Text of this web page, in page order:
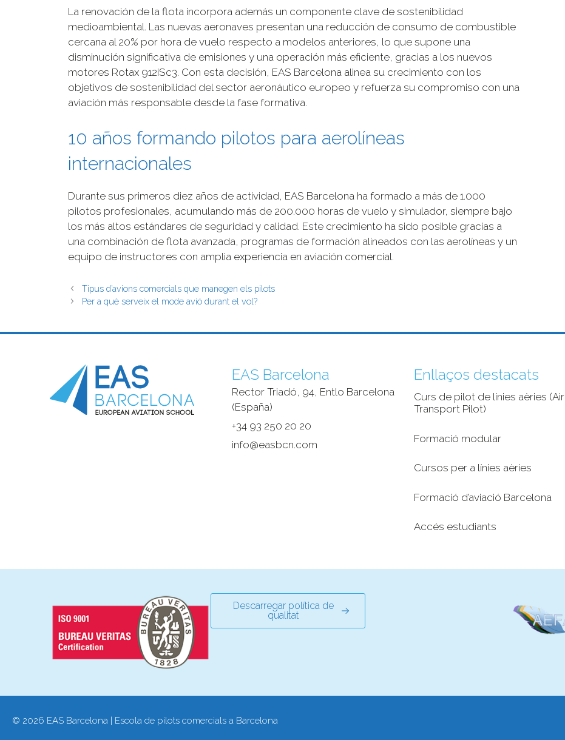
La renovación de la flota incorpora además un componente clave de sostenibilidad
medioambiental. Las nuevas aeronaves presentan una reducción de consumo de combustible
cercana al 20% por hora de vuelo respecto a modelos anteriores, lo que supone una
disminución significativa de emisiones y una operación más eficiente, gracias a los nuevos
motores Rotax 912iSc3. Con esta decisión, EAS Barcelona alinea su crecimiento con los
objetivos de sostenibilidad del sector aeronáutico europeo y refuerza su compromiso con una
aviación más responsable desde la fase formativa.
10 años formando pilotos para aerolíneas
internacionales
Durante sus primeros diez años de actividad, EAS Barcelona ha formado a más de 1.000
pilotos profesionales, acumulando más de 200.000 horas de vuelo y simulador, siempre bajo
los más altos estándares de seguridad y calidad. Este crecimiento ha sido posible gracias a
una combinación de flota avanzada, programas de formación alineados con las aerolíneas y un
equipo de instructores con amplia experiencia en aviación comercial.
Tipus d’avions comercials que manegen els pilots
Per a què serveix el mode avió durant el vol?
EAS Barcelona
Rector Triadó, 94, Entlo Barcelona
(España)‎
+34 93 250 20 20
info@easbcn.com
Enllaços destacats
Curs de pilot de línies aèries (Air
Transport Pilot)
Formació modular
Cursos per a línies aèries
Formació d’aviació Barcelona
Accés estudiants
Descarregar política de
qualitat
© 2026 EAS Barcelona | Escola de pilots comercials a Barcelona